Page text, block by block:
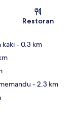
Restoran
kaki- 0.3 km
- 2.3 km